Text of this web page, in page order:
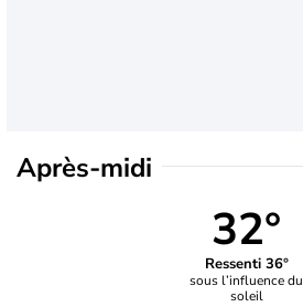
Après-midi
32°
Ressenti 36°
sous l’influence du
soleil